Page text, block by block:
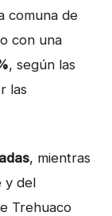
comuna de
con una
, según las
las
, mientras
y del
Trehuaco